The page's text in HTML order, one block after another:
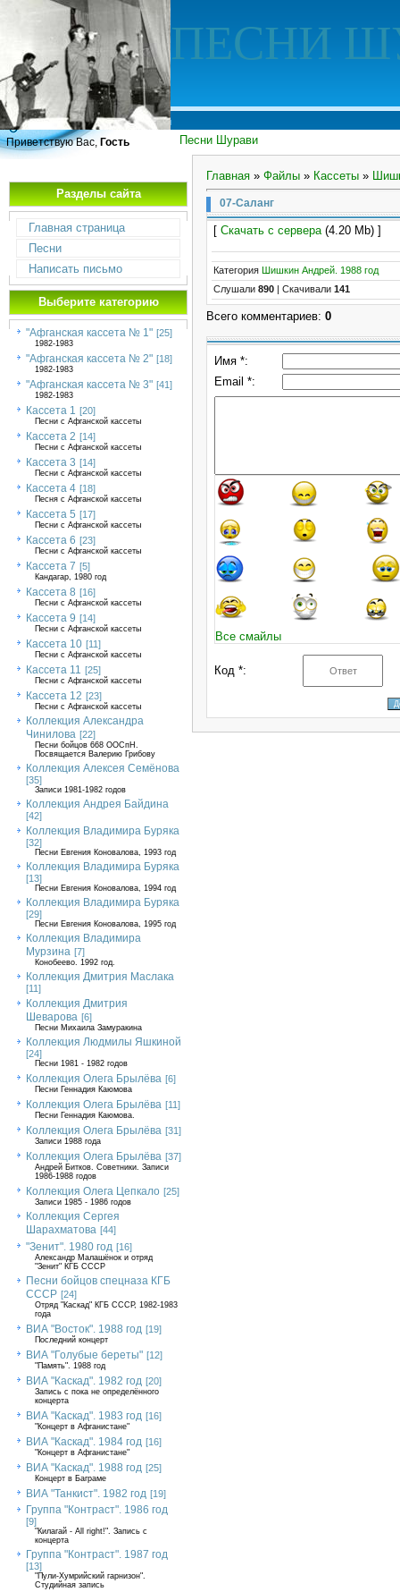
ПЕСНИ
Песни Шурави
Приветствую Вас, Гость
Разделы сайта
Главная страница
Песни
Написать письмо
Выберите категорию
"Афганская кассета № 1" [25]
1982-1983
"Афганская кассета № 2" [18]
1982-1983
"Афганская кассета № 3" [41]
1982-1983
Кассета 1 [20]
Песни с Афганской кассеты
Кассета 2 [14]
Песни с Афганской кассеты
Кассета 3 [14]
Песни с Афганской кассеты
Кассета 4 [18]
Песня с Афганской кассеты
Кассета 5 [17]
Песни с Афганской кассеты
Кассета 6 [23]
Песни с Афганской кассеты
Кассета 7 [5]
Кандагар, 1980 год
Кассета 8 [16]
Песни с Афганской кассеты
Кассета 9 [14]
Песни с Афганской кассеты
Кассета 10 [11]
Песни с Афганской кассеты
Кассета 11 [25]
Песни с Афганской кассеты
Кассета 12 [23]
Песни с Афганской кассеты
Коллекция Александра
Чинилова [22]
Песни бойцов 668 ООСпН.
Посвящается Валерию Грибову
Коллекция Алексея Семёнова
[35]
Записи 1981-1982 годов
Коллекция Андрея Байдина
[42]
Коллекция Владимира Буряка
[32]
Песни Евгения Коновалова, 1993 год
Коллекция Владимира Буряка
[13]
Песни Евгения Коновалова, 1994 год
Коллекция Владимира Буряка
[29]
Песни Евгения Коновалова, 1995 год
Коллекция Владимира
Мурзина [7]
Конобеево. 1992 год.
Коллекция Дмитрия Маслака
[11]
Коллекция Дмитрия
Шеварова [6]
Песни Михаила Замуракина
Коллекция Людмилы Яшкиной
[24]
Песни 1981 - 1982 годов
Коллекция Олега Брылёва [6]
Песни Геннадия Каюмова
Коллекция Олега Брылёва [11]
Песни Геннадия Каюмова.
Коллекция Олега Брылёва [31]
Записи 1988 года
Коллекция Олега Брылёва [37]
Андрей Битков. Советники. Записи
1986-1988 годов
Коллекция Олега Цепкало [25]
Записи 1985 - 1986 годов
Коллекция Сергея
Шарахматова [44]
"Зенит". 1980 год [16]
Александр Малашёнок и отряд
"Зенит" КГБ СССР
Песни бойцов спецназа КГБ
СССР [24]
Отряд "Каскад" КГБ СССР, 1982-1983
года
ВИА "Восток". 1988 год [19]
Последний концерт
ВИА "Голубые береты" [12]
"Память". 1988 год
ВИА "Каскад". 1982 год [20]
Запись с пока не определённого
концерта
ВИА "Каскад". 1983 год [16]
"Концерт в Афганистане"
ВИА "Каскад". 1984 год [16]
"Концерт в Афганистане"
ВИА "Каскад". 1988 год [25]
Концерт в Баграме
ВИА "Танкист". 1982 год [19]
Группа "Контраст". 1986 год
[9]
"Килагай - All right!". Запись с
концерта
Группа "Контраст". 1987 год
[13]
"Пули-Хумрийский гарнизон".
Студийная запись
Главная » Файлы » Кассеты »
07-Саланг
[ Скачать с сервера(4.20 Mb) ]
Категория
Шишкин Андрей. 1988 год
Слушали 890 Скачивали 141
Всего комментариев: 0
Имя *:
Email *:
Все смайлы
Код *: